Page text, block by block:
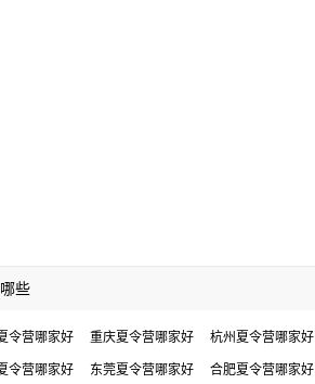
些
令营哪家好 重庆夏令营哪家好 杭州夏令营哪家好
令营哪家好 东莞夏令营哪家好 合肥夏令营哪家好